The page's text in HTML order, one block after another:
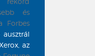
és
Forbes
az